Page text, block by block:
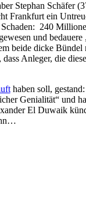
Stephan Schäfer
Frankfurt ein
240
und bedauere
beide dicke Bündel
Anleger, die
haben soll,
Genialität“ und
El Duwaik